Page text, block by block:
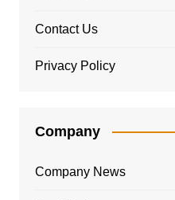
Contact Us
Privacy Policy
Company
Company News